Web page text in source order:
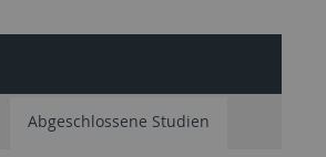
Abgeschlossene Studien